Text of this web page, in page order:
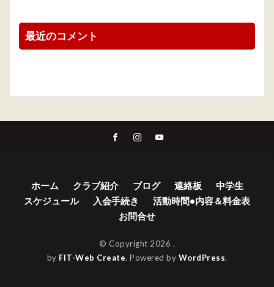
最近のコメント
ホーム クラブ紹介 ブログ 連絡板
中学生
スケジュール
入会手続き
活動時間•内容＆料金表
お問合せ
© Copyright 2026 .
by FIT-Web Create. Powered by WordPress.